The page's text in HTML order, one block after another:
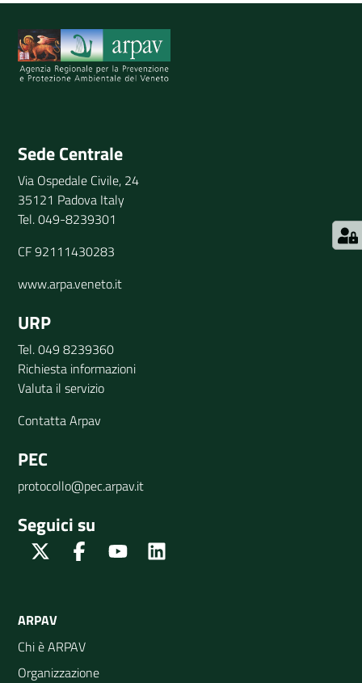
Spiegaci perchè, e aiutaci a migliorare il servizio
Sede Centrale
Via Ospedale Civile, 24
35121 Padova Italy
Tel. 049-8239301
CF 92111430283
www.arpa.veneto.it
URP
Tel. 049 8239360
Richiesta informazioni
Valuta il servizio
Contatta Arpav
PEC
protocollo@pec.arpav.it
Seguici su
Twitter FacebookYoutube
ARPAV
Chi è ARPAV
Organizzazione